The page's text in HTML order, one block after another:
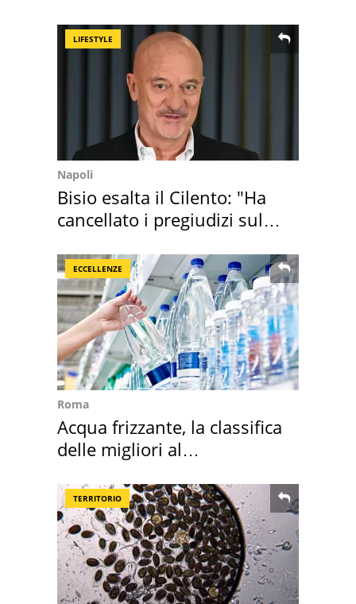
LIFESTYLE
Napoli
Bisio esalta il Cilento: "Ha
cancellato i pregiudizi sul
ECCELLENZE
Roma
Acqua frizzante, la classifica
delle migliori al
TERRITORIO